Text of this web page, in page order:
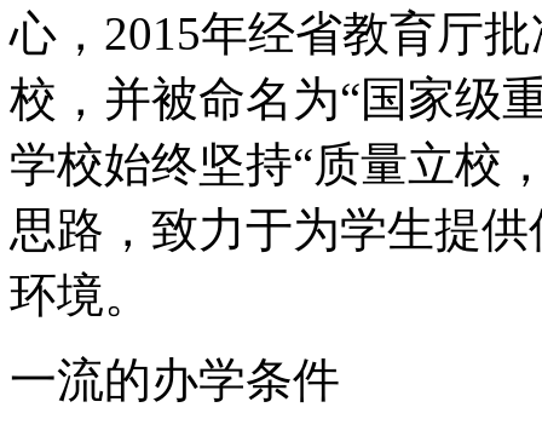
心，2015年经省教育厅
校，并被命名为“国家级
学校始终坚持“质量立校
思路，致力于为学生提
环境。
一流的办学条件